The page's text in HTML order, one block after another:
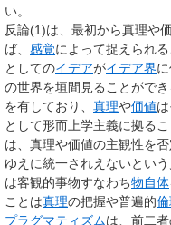
い。
反論(1)は、最初から真理や
ば、 感覚によって捉えられ
としてのイデアがイデア界
の世界を垣間見ることがで
を有しており、 真理や価値
として形而上学主義に拠る
は、真理や価値の主観性を
ゆえに統一されえないという
は客観的事物すなわち物自体
ことは真理の把握や普遍的
プラグマティズムは、前二